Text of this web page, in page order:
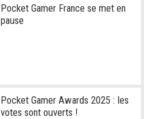
Pocket Gamer France se met en
pause
Pocket Gamer Awards 2025 : les
votes sont ouverts !